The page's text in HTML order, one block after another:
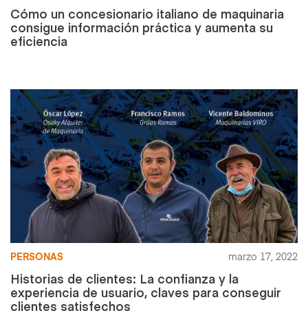
Cómo un concesionario italiano de maquinaria
consigue información práctica y aumenta su
eficiencia
PERSONAS marzo 17, 2022
Historias de clientes: La confianza y la
experiencia de usuario, claves para conseguir
clientes satisfechos